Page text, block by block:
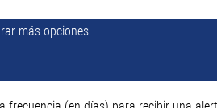
más opciones